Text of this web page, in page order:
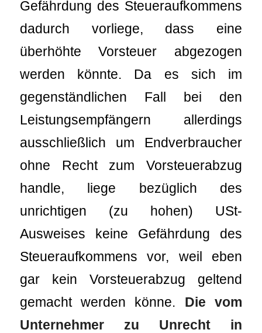
Gefährdung des Steueraufkommens
dadurch vorliege, dass eine
überhöhte Vorsteuer abgezogen
werden könnte. Da es sich im
gegenständlichen Fall bei den
Leistungsempfängern allerdings
ausschließlich um Endverbraucher
ohne Recht zum Vorsteuerabzug
handle, liege bezüglich des
unrichtigen (zu hohen) USt-
Ausweises keine Gefährdung des
Steueraufkommens vor, weil eben
gar kein Vorsteuerabzug geltend
gemacht werden könne. Die vom
Unternehmer zu Unrecht in